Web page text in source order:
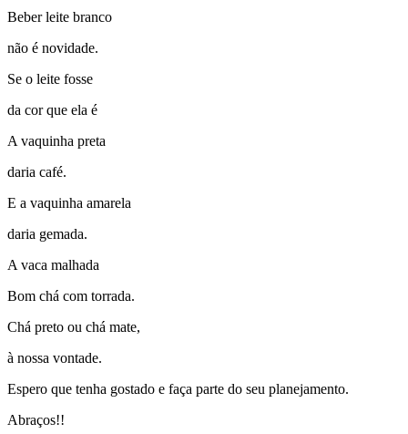
Beber leite branco
não é novidade.
Se o leite fosse
da cor que ela é
A vaquinha preta
daria café.
E a vaquinha amarela
daria gemada.
A vaca malhada
Bom chá com torrada.
Chá preto ou chá mate,
à nossa vontade.
Espero que tenha gostado e faça parte do seu planejamento.
Abraços!!